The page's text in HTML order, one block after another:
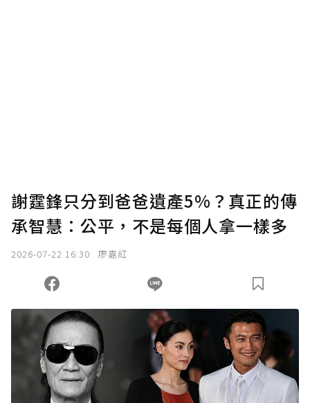
謝霆鋒只分到爸爸遺產5%？真正的傳
承智慧：公平，不是每個人拿一樣多
2026-07-22 16:30 廖嘉紅